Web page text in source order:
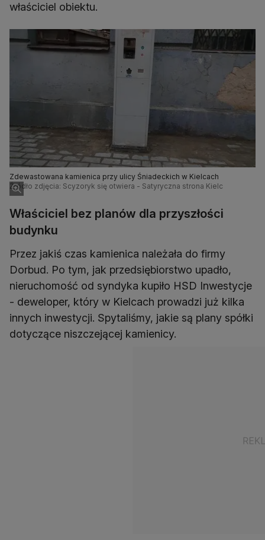
właściciel obiektu.
Zdewastowana kamienica przy ulicy Śniadeckich w Kielcach
Źródło zdjęcia: Scyzoryk się otwiera - Satyryczna strona Kielc
Właściciel bez planów dla przyszłości
budynku
Przez jakiś czas kamienica należała do firmy
Dorbud. Po tym, jak przedsiębiorstwo upadło,
nieruchomość od syndyka kupiło HSD Inwestycje
- deweloper, który w Kielcach prowadzi już kilka
innych inwestycji. Spytaliśmy, jakie są plany spółki
dotyczące niszczejącej kamienicy.